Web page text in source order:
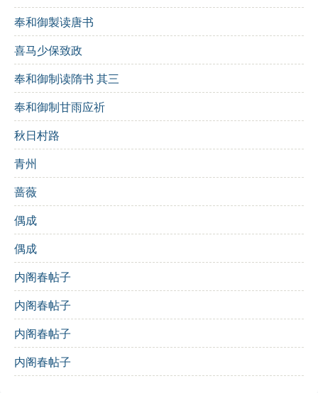
奉和御製读唐书
喜马少保致政
奉和御制读隋书 其三
奉和御制甘雨应祈
秋日村路
青州
蔷薇
偶成
偶成
内阁春帖子
内阁春帖子
内阁春帖子
内阁春帖子
所。
编非茅即蓬
成。
松坚难阖辟：松木虽然坚固，但难以开启，暗示外
在的坚固并不等于内心的自由。
竹瘦谩牢笼：竹子虽细弱，却成了束缚，寓意生活
疏密殊无准：门的稀疏和密集没有规律，象征生活
部分。
我常知善闭
宁向此矜功
修辞手法